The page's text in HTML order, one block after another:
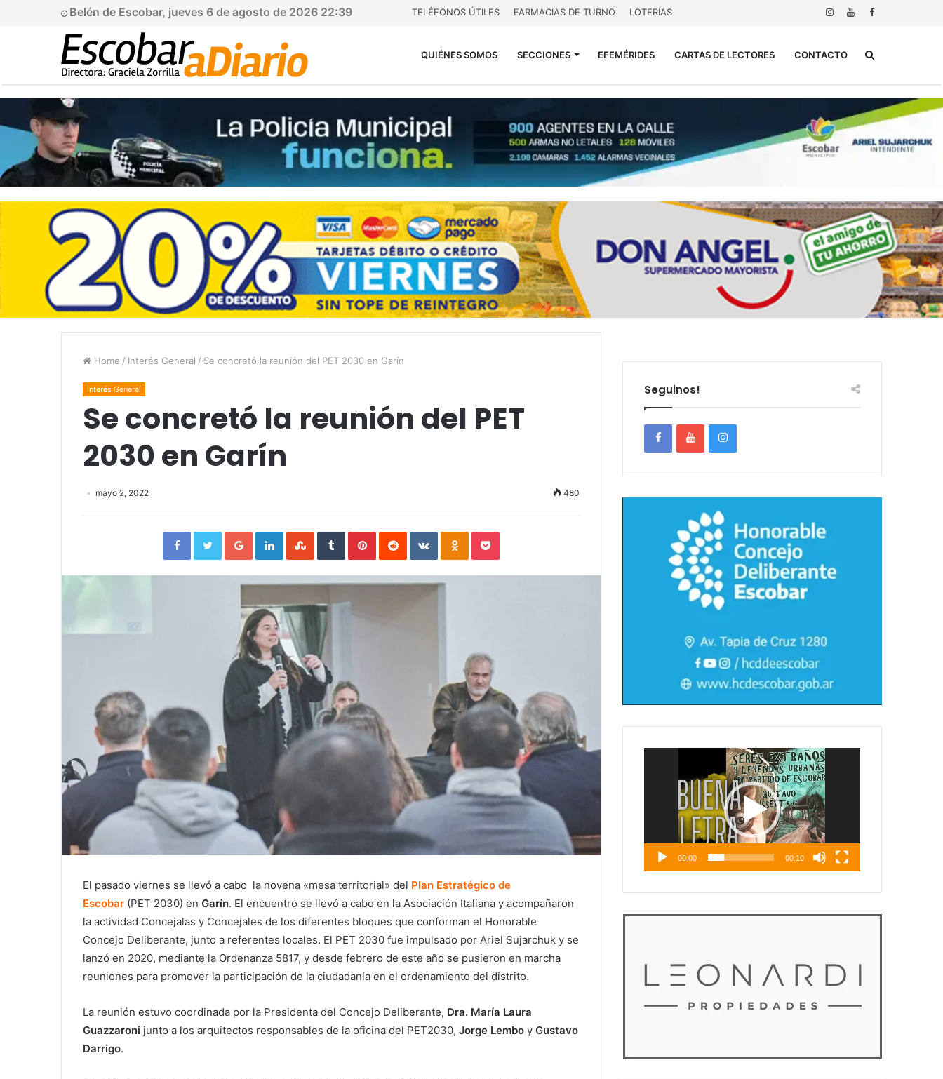
Belén de Escobar, jueves 6 de agosto de 2026 22:39 TELÉFONOS ÚTILES FARMACIAS DE TURNO LOTERÍAS
QUIÉNES SOMOS SECCIONES EFEMÉRIDES CARTAS DE LECTORES CONTACTO
Home / Interés General / Se concretó la reunión del PET 2030 en Garín
Interés General
Se concretó la reunión del PET
2030 en Garín
mayo 2, 2022 480
FacebookTwitterGoogle+LinkedInStumbleUpon
TumblrPinterestReddit VKontakteOdnoklassniki
Pocket
El pasado viernes se llevó a cabo la novena «mesa territorial» del Plan Estratégico de
Escobar (PET 2030) en Garín. El encuentro se llevó a cabo en la Asociación Italiana y acompañaron
la actividad Concejalas y Concejales de los diferentes bloques que conforman el Honorable
Concejo Deliberante, junto a referentes locales. El PET 2030 fue impulsado por Ariel Sujarchuk y se
lanzó en 2020, mediante la Ordenanza 5817, y desde febrero de este año se pusieron en marcha
reuniones para promover la participación de la ciudadanía en el ordenamiento del distrito.
La reunión estuvo coordinada por la Presidenta del Concejo Deliberante, Dra. María Laura
Guazzaroni junto a los arquitectos responsables de la oficina del PET2030, Jorge Lembo y Gustavo
Darrigo.
Seguinos!
00:00 00:10